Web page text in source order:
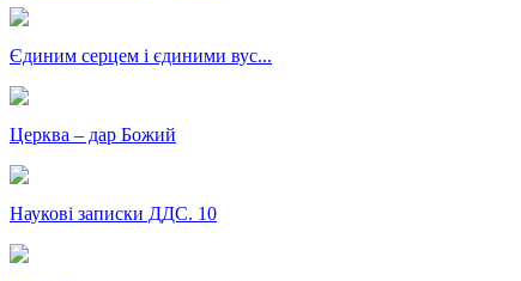
Єдиним серцем і єдиними вус...
Церква – дар Божий
Наукові записки ДДС. 10